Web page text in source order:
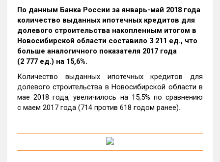
По данным Банка России за январь-май 2018 года
количество выданных ипотечных кредитов для
долевого строительства накопленным итогом в
Новосибирской области составило 3 211 ед., что
больше аналогичного показателя 2017 года
(2 777 ед.) на 15,6%.
Количество выданных ипотечных кредитов для
долевого строительства в Новосибирской области в
мае 2018 года, увеличилось на 15,5% по сравнению
с маем 2017 года (714 против 618 годом ранее).